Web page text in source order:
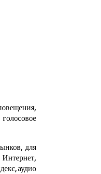
для
, аудио